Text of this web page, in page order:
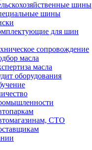
шины
шины
для шин
сопровождение
масла
масла
оборудования
СТО